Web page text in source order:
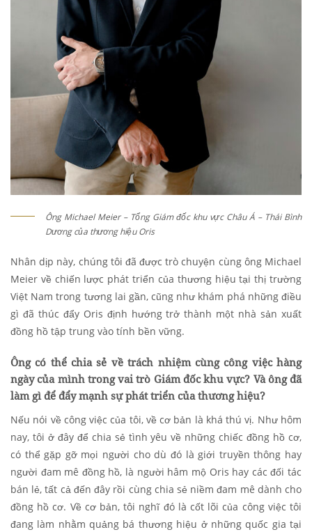
Ông Michael Meier – Tổng Giám đốc khu vực Châu Á – Thái Bình
Dương của thương hiệu Oris
Nhân dịp này, chúng tôi đã được trò chuyện cùng ông Michael
Meier về chiến lược phát triển của thương hiệu tại thị trường
Việt Nam trong tương lai gần, cũng như khám phá những điều
gì đã thúc đẩy Oris định hướng trở thành một nhà sản xuất
đồng hồ tập trung vào tính bền vững.
Ông có thể chia sẻ về trách nhiệm cùng công việc hàng
ngày của mình trong vai trò Giám đốc khu vực? Và ông đã
làm gì để đẩy mạnh sự phát triển của thương hiệu?
Nếu nói về công việc của tôi, về cơ bản là khá thú vị. Như hôm
nay, tôi ở đây để chia sẻ tình yêu về những chiếc đồng hồ cơ,
có thể gặp gỡ mọi người cho dù đó là giới truyền thông hay
người đam mê đồng hồ, là người hâm mộ Oris hay các đối tác
bán lẻ, tất cả đến đây rồi cùng chia sẻ niềm đam mê dành cho
đồng hồ cơ. Về cơ bản, tôi nghĩ đó là cốt lõi của công việc tôi
đang làm nhằm quảng bá thương hiệu ở những quốc gia tại